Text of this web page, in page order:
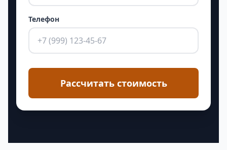
Телефон
Рассчитать стоимость